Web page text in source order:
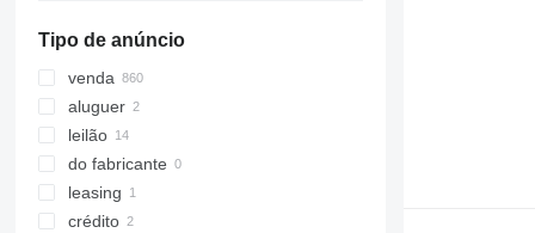
Soria
Valdemoro
mostrar tudo
Tipo de anúncio
venda
aluguer
leilão
do fabricante
leasing
crédito